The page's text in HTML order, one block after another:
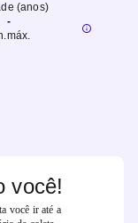
(anos)
-
máx.
você!
você ir até a